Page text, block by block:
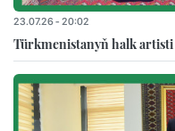
23.07.26 - 20:02
Türkmenistanyň halk